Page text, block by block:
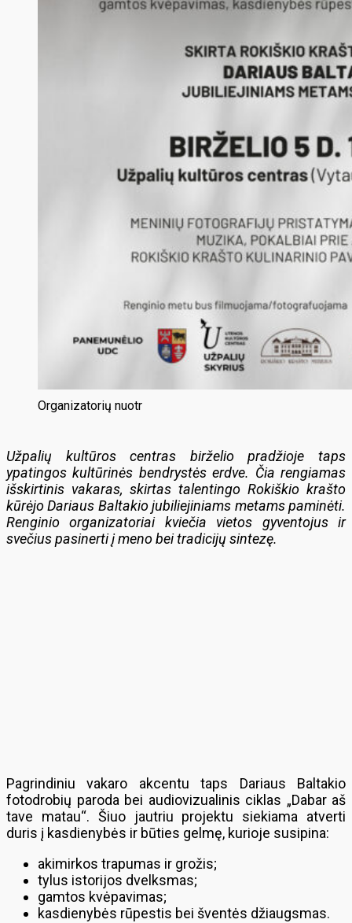
Organizatorių nuotr
Užpalių kultūros centras birželio pradžioje taps
ypatingos kultūrinės bendrystės erdve. Čia rengiamas
išskirtinis vakaras, skirtas talentingo Rokiškio krašto
kūrėjo Dariaus Baltakio jubiliejiniams metams paminėti.
Renginio organizatoriai kviečia vietos gyventojus ir
svečius pasinerti į meno bei tradicijų sintezę.
Pagrindiniu vakaro akcentu taps Dariaus Baltakio
fotodrobių paroda bei audiovizualinis ciklas „Dabar aš
tave matau“. Šiuo jautriu projektu siekiama atverti
duris į kasdienybės ir būties gelmę, kurioje susipina:
akimirkos trapumas ir grožis;
tylus istorijos dvelksmas;
gamtos kvėpavimas;
kasdienybės rūpestis bei šventės džiaugsmas.